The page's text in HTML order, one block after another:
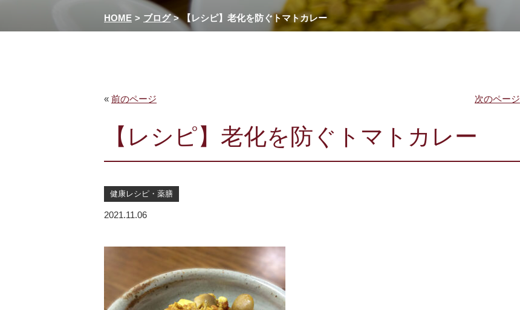
HOME ブログ 【レシピ】老化を防ぐトマトカレー
« 前のページ 次のページ
【レシピ】老化を防ぐトマトカレー
健康レシピ・薬膳
2021.11.06